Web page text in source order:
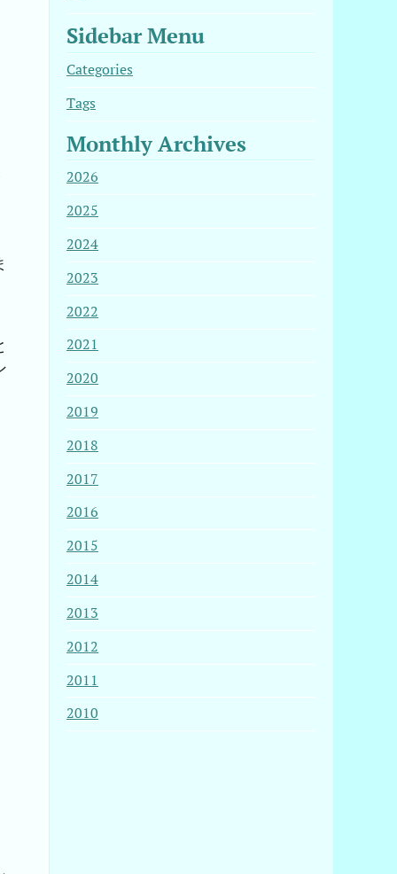
Sidebar Menu
Categories
Tags
Monthly Archives
2026
2025
2024
2023
2022
2021
2020
2019
2018
2017
2016
2015
2014
2013
2012
2011
2010